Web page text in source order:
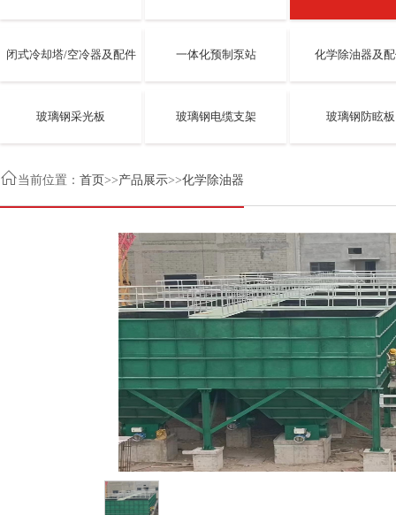
闭式冷却塔/空冷器及配件 一体化预制泵站 化学除油器及
玻璃钢采光板 玻璃钢电缆支架 玻璃钢防眩板
当前位置： 首页>>产品展示>>化学除油器